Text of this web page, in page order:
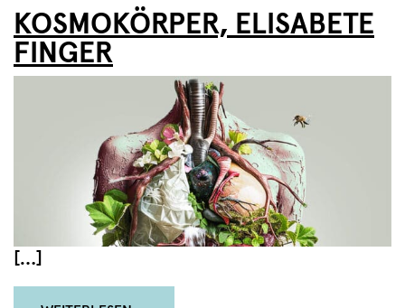
KOSMOKÖRPER, ELISABETE
FINGER
[…]